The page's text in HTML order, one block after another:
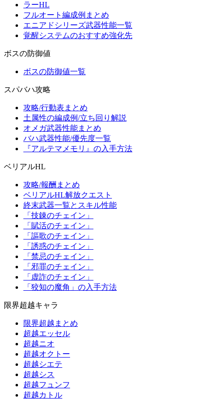
ラーHL
フルオート編成例まとめ
エニアドシリーズ武器性能一覧
覚醒システムのおすすめ強化先
ボスの防御値
ボスの防御値一覧
スパバハ攻略
攻略/行動表まとめ
土属性の編成例/立ち回り解説
オメガ武器性能まとめ
バハ武器性能/優先度一覧
『アルテマメモリ』の入手方法
ベリアルHL
攻略/報酬まとめ
ベリアルHL解放クエスト
終末武器一覧とスキル性能
「技錬のチェイン」
「賦活のチェイン」
「謳歌のチェイン」
「誘惑のチェイン」
「禁忌のチェイン」
「邪罪のチェイン」
「虚詐のチェイン」
「狡知の魔角」の入手方法
限界超越キャラ
限界超越まとめ
超越エッセル
超越ニオ
超越オクトー
超越シエテ
超越シス
超越フュンフ
超越カトル